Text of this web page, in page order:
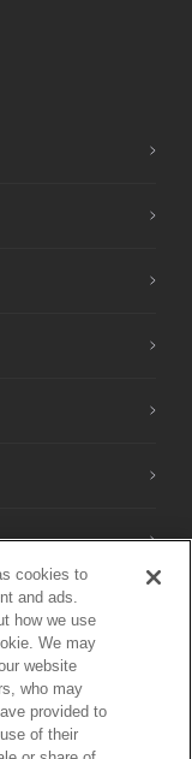
策
Facebook
Shopping ALL
cookies to
and ads.
how we use
We may
website
who may
provided to
of their